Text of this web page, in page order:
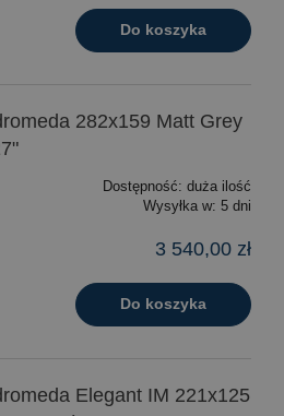
Do koszyka
282x159 Matt Grey
Dostępność: duża ilość
Wysyłka w: 5 dni
3 540,00 zł
Do koszyka
Elegant IM 221x125